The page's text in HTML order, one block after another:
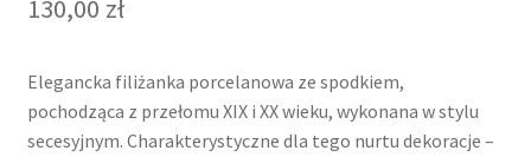
130,00 zł
Elegancka filiżanka porcelanowa ze spodkiem,
pochodząca z przełomu XIX i XX wieku, wykonana w stylu
secesyjnym. Charakterystyczne dla tego nurtu dekoracje –